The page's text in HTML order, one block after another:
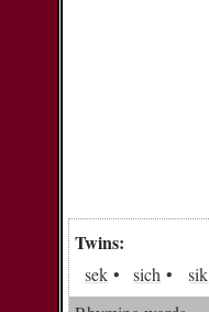
Twins:
sek sich
sik